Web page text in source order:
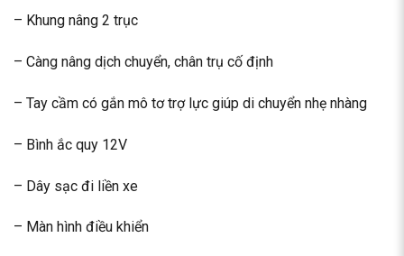
– Khung nâng 2 trục
– Càng nâng dịch chuyển, chân trụ cố định
– Tay cầm có gắn mô tơ trợ lực giúp di chuyển nhẹ nhàng
– Bình ắc quy 12V
– Dây sạc đi liền xe
– Màn hình điều khiển